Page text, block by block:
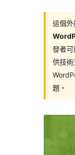
這個外
發者
供技
題。